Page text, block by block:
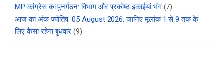
MP कांग्रेस का पुनर्गठन: विभाग और प्रकोष्ठ इकाईयां भंग (7)
आज का अंक ज्योतिष: 05 August 2026, जानिए मूलांक 1 से 9 तक के
लिए कैसा रहेगा बुधवार (9)